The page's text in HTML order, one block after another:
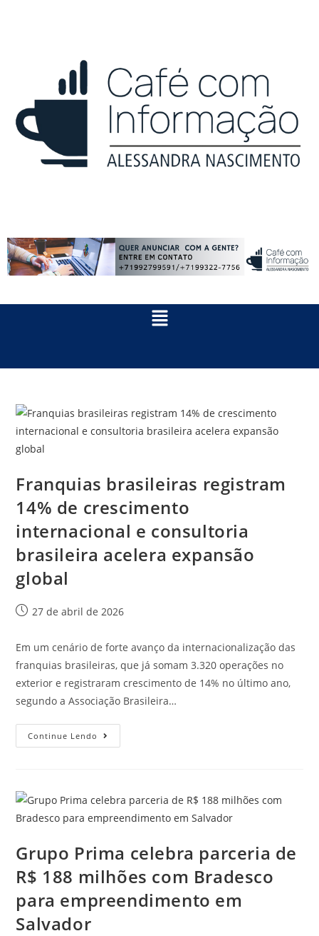
Franquias brasileiras registram
14% de crescimento
internacional e consultoria
brasileira acelera expansão
global
27 de abril de 2026
Em um cenário de forte avanço da internacionalização das
franquias brasileiras, que já somam 3.320 operações no
exterior e registraram crescimento de 14% no último ano,
segundo a Associação Brasileira…
Continue Lendo
Grupo Prima celebra parceria de
R$ 188 milhões com Bradesco
para empreendimento em
Salvador